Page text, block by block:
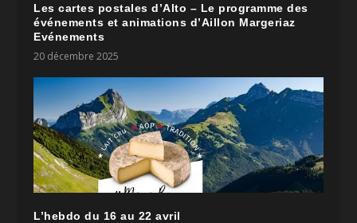
Les cartes postales d’Alto – Le programme des
événements et animations d’Aillon Margeriaz
Evénements
20 décembre 2025
L’hebdo du 16 au 22 avril